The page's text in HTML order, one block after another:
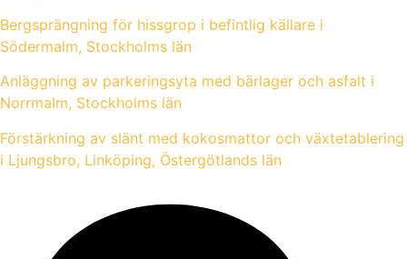
Bergsprängning för hissgrop i befintlig källare i
Södermalm, Stockholms län
Anläggning av parkeringsyta med bärlager och asfalt i
Norrmalm, Stockholms län
Förstärkning av slänt med kokosmattor och växtetablering
i Ljungsbro, Linköping, Östergötlands län